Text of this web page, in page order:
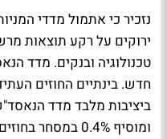
נזכיר כי אתמול מדדי
ירוקים על רקע תוצאות
טכנולוגיה ובנקים. מדד
חדש. בינתיים החוזים
ומוסיף 0.4% במסחר בחוזים.